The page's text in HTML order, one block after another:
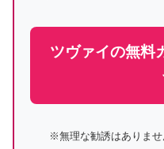
ツヴァイの無料
※無理な勧誘はありませ